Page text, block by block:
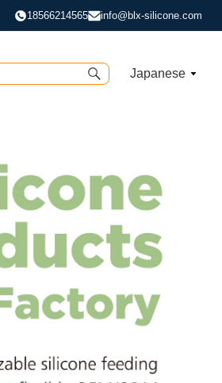
18566214565 info@blx-silicone.com
Japanese